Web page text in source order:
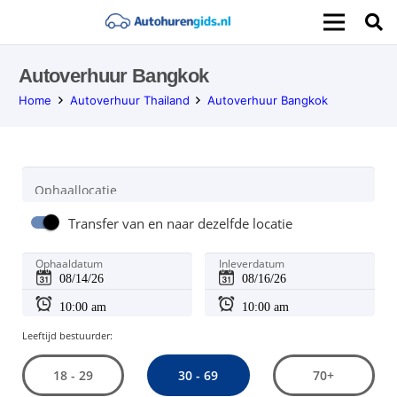
Autoverhuur Bangkok
Home Autoverhuur Thailand Autoverhuur Bangkok
Ophaallocatie
Transfer van en naar dezelfde locatie
Ophaaldatum Inleverdatum
Leeftijd bestuurder:
18 - 29 30 - 69 70+